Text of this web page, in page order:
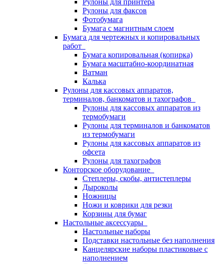
Рулоны для принтера
Рулоны для факсов
Фотобумага
Бумага с магнитным слоем
Бумага для чертежных и копировальных
работ
Бумага копировальная (копирка)
Бумага масштабно-координатная
Ватман
Калька
Рулоны для кассовых аппаратов,
терминалов, банкоматов и тахографов
Рулоны для кассовых аппаратов из
термобумаги
Рулоны для терминалов и банкоматов
из термобумаги
Рулоны для кассовых аппаратов из
офсета
Рулоны для тахографов
Конторское оборудование
Степлеры, скобы, антистеплеры
Дыроколы
Ножницы
Ножи и коврики для резки
Корзины для бумаг
Настольные аксессуары
Настольные наборы
Подставки настольные без наполнения
Канцелярские наборы пластиковые с
наполнением